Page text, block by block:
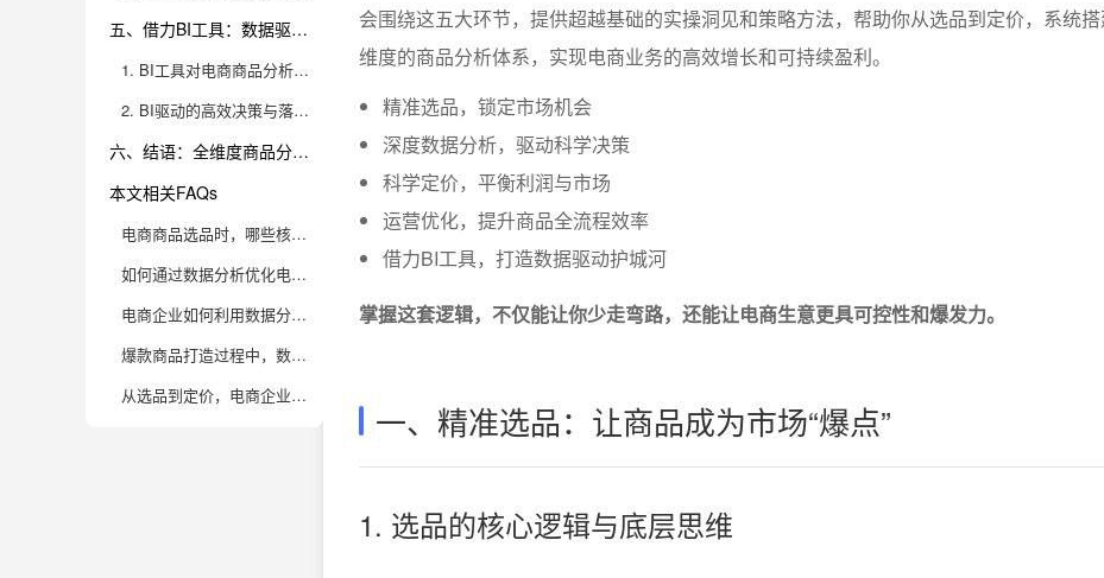
五、借力BI工具：数据驱动业务增长
1. BI工具对电商商品分析的价值
2. BI驱动的高效决策与落地优化
六、结语：全维度商品分析，成就高效电商运营
本文相关FAQs
电商商品选品时，哪些核心数据指标值得重点关注？
如何通过数据分析优化电商商品定价策略？
电商企业如何利用数据分析提升商品转化率？
爆款商品打造过程中，数据分析有哪些实操建议？
从选品到定价，电商企业在数据分析流程上如何高效协作？
会围绕这五大环节，提供超越基础的实操洞见和策略方法，帮助你从选品到定价，系统
维度的商品分析体系，实现电商业务的高效增长和可持续盈利。
精准选品，锁定市场机会
深度数据分析，驱动科学决策
科学定价，平衡利润与市场
运营优化，提升商品全流程效率
借力BI工具，打造数据驱动护城河
掌握这套逻辑，不仅能让你少走弯路，还能让电商生意更具可控性和爆发力。
一、精准选品：让商品成为市场“爆点”
1. 选品的核心逻辑与底层思维